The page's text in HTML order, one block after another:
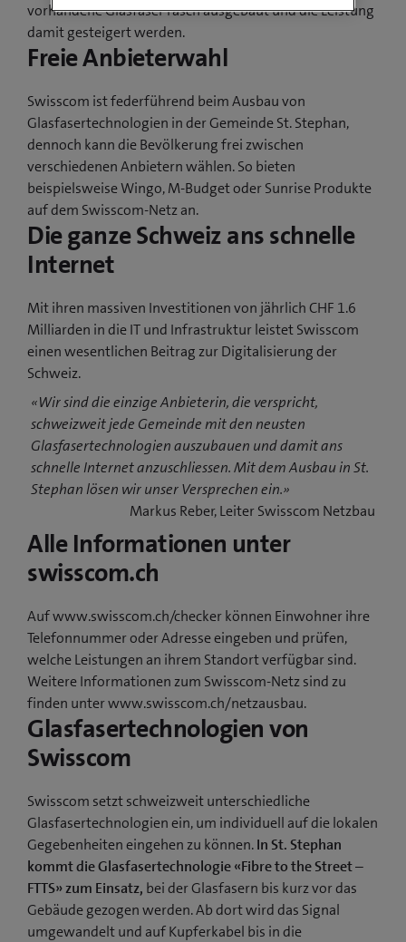
vorhandene Glasfaser rasch ausgebaut und die Leistung
damit gesteigert werden.
Freie Anbieterwahl
Swisscom ist federführend beim Ausbau von
Glasfasertechnologien in der Gemeinde St. Stephan,
dennoch kann die Bevölkerung frei zwischen
verschiedenen Anbietern wählen. So bieten
beispielsweise Wingo, M-Budget oder Sunrise Produkte
auf dem Swisscom-Netz an.
Die ganze Schweiz ans schnelle
Internet
Mit ihren massiven Investitionen von jährlich CHF 1.6
Milliarden in die IT und Infrastruktur leistet Swisscom
einen wesentlichen Beitrag zur Digitalisierung der
Schweiz.
«Wir sind die einzige Anbieterin, die verspricht,
schweizweit jede Gemeinde mit den neusten
Glasfasertechnologien auszubauen und damit ans
schnelle Internet anzuschliessen. Mit dem Ausbau in St.
Stephan lösen wir unser Versprechen ein.»
Markus Reber, Leiter Swisscom Netzbau
Alle Informationen unter
swisscom.ch
Auf www.swisscom.ch/checker können Einwohner ihre
Telefonnummer oder Adresse eingeben und prüfen,
welche Leistungen an ihrem Standort verfügbar sind.
Weitere Informationen zum Swisscom-Netz sind zu
finden unter www.swisscom.ch/netzausbau.
Glasfasertechnologien von
Swisscom
Swisscom setzt schweizweit unterschiedliche
Glasfasertechnologien ein, um individuell auf die lokalen
Gegebenheiten eingehen zu können.In St. Stephan
kommt die Glasfasertechnologie «Fibre to the Street –
FTTS» zum Einsatz, bei der Glasfasern bis kurz vor das
Gebäude gezogen werden. Ab dort wird das Signal
umgewandelt und auf Kupferkabel bis in die